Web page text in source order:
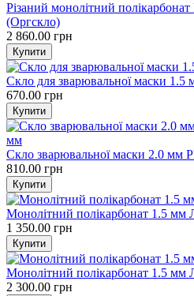
Різаний монолітний
(Оргскло)
2 860.00 грн
Скло для зварювальної маски
670.00 грн
Скло зварювальної маски 2.0 мм
810.00 грн
Монолітний полікарбонат 1.5 мм
1 350.00 грн
Монолітний полікарбонат 1.5 мм
2 300.00 грн